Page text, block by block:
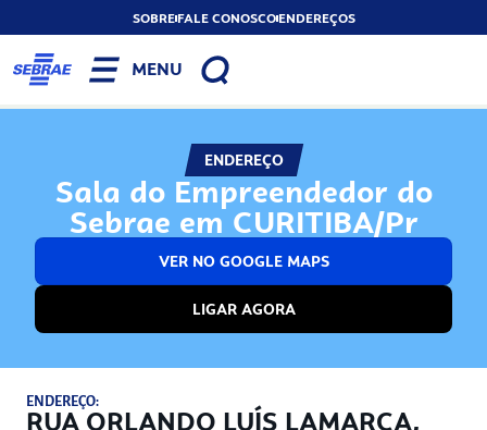
SOBREFALE CONOSCOENDEREÇOS
MENU
ENDEREÇO
Sala do Empreendedor do
Sebrae em CURITIBA/Pr
VER NO GOOGLE MAPS
LIGAR AGORA
ENDEREÇO:
RUA ORLANDO LUÍS LAMARCA,